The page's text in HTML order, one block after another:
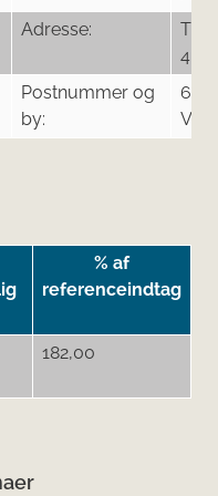
Adresse:
4
Postnummer og
by:
% af
referenceindtag
182,00